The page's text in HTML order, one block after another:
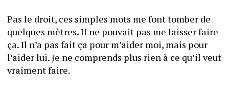
Pas le droit, ces simples mots me font tomber de
quelques mètres. Il ne pouvait pas me laisser faire
ça. Il n’a pas fait ça pour m’aider moi, mais pour
l’aider lui. Je ne comprends plus rien à ce qu’il veut
vraiment faire.